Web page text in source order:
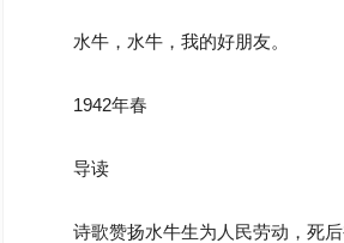
水牛，水牛，我的好朋友。
1942年春
导读
诗歌赞扬水牛生为人民劳动，死